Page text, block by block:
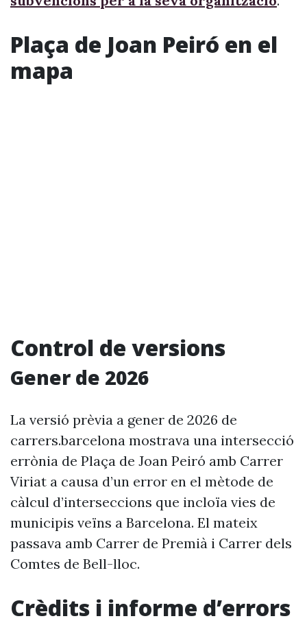
Plaça de Joan Peiró en el
mapa
Control de versions
Gener de 2026
La versió prèvia a gener de 2026 de
carrers.barcelona mostrava una intersecció
errònia de Plaça de Joan Peiró amb Carrer
Viriat a causa d’un error en el mètode de
càlcul d’interseccions que incloïa vies de
municipis veïns a Barcelona. El mateix
passava amb Carrer de Premià i Carrer dels
Comtes de Bell-lloc.
Crèdits i informe d’errors